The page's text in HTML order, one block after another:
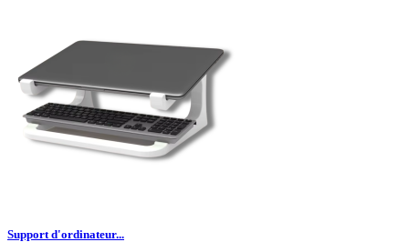
Support d'ordinateur...